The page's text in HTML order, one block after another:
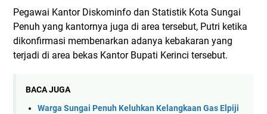
Pegawai Kantor Diskominfo dan Statistik Kota Sungai
Penuh yang kantornya juga di area tersebut, Putri ketika
dikonfirmasi membenarkan adanya kebakaran yang
terjadi di area bekas Kantor Bupati Kerinci tersebut.
BACA JUGA
Warga Sungai Penuh Keluhkan Kelangkaan Gas Elpiji